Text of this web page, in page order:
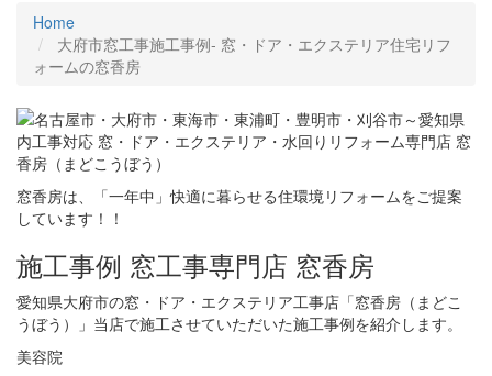
Home
大府市窓工事施工事例‐ 窓・ドア・エクステリア住宅リフ
ォームの窓香房
窓香房は、「一年中」快適に暮らせる住環境リフォームをご提案
しています！！
施工事例 窓工事専門店 窓香房
愛知県大府市の窓・ドア・エクステリア工事店「窓香房（まどこ
うぼう）」当店で施工させていただいた施工事例を紹介します。
美容院